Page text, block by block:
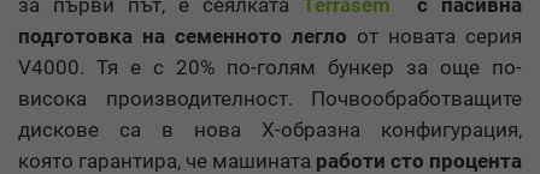
подготовка на семенното легло от новата серия
V4000. Тя е с 20% по-голям бункер за още по-
висока производителност. Почвообработващите
дискове са в нова Х-образна конфигурация,
която гарантира, че машината работи сто процента